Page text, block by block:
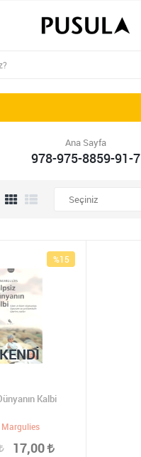
Ana Sayfa
978-975-8859-91-7
Kalbi
Margulies
17,00
%15